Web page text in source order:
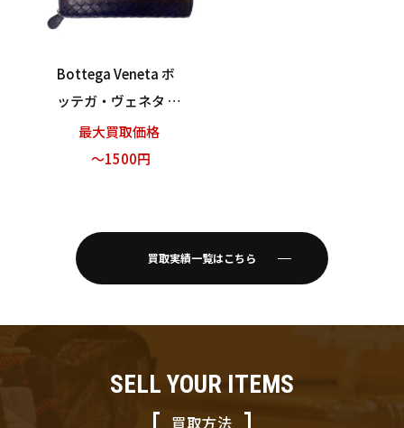
Bottega Veneta ボ
ッテガ・ヴェネタ 長
財布 ウォレット ラ
ウンドファスナー パ
最大買取価格
～1500円
買取実績一覧はこちら
SELL YOUR ITEMS
買取方法